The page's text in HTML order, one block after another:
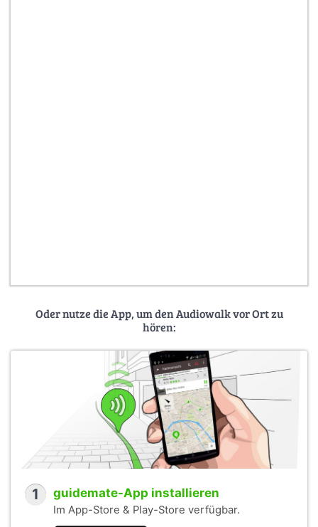
Oder nutze die App, um den Audiowalk vor Ort zu
hören:
1 guidemate-App installieren
Im App-Store & Play-Store verfügbar.